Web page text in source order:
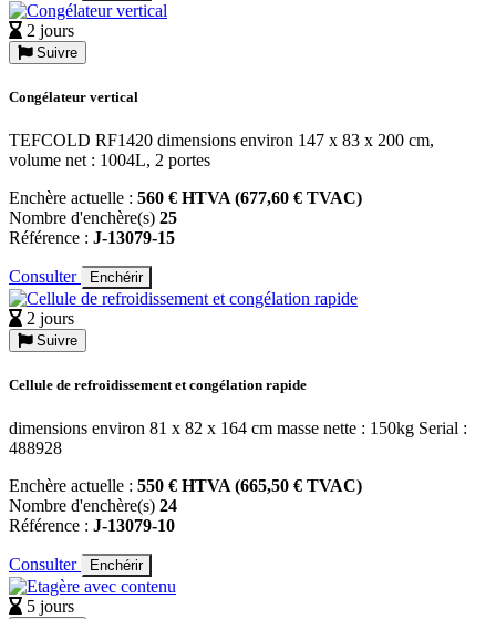
2 jours
Suivre
Congélateur vertical
TEFCOLD RF1420 dimensions environ 147 x 83 x 200 cm,
volume net : 1004L, 2 portes
Enchère actuelle : 560 € HTVA (677,60 € TVAC)
Nombre d'enchère(s) 25
Référence : J-13079-15
Consulter Enchérir
2 jours
Suivre
Cellule de refroidissement et congélation rapide
dimensions environ 81 x 82 x 164 cm masse nette : 150kg Serial :
488928
Enchère actuelle : 550 € HTVA (665,50 € TVAC)
Nombre d'enchère(s) 24
Référence : J-13079-10
Consulter Enchérir
5 jours